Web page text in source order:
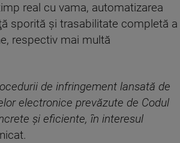
real cu vama, automatizarea
sporită şi trasabilitate completă a
respectiv mai multă
de infringement lansată de
electronice prevăzute de Codul
şi eficiente, în interesul